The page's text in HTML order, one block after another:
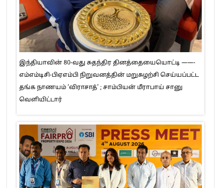
இந்தியாவின் 80-வது சுதந்திர தினத்தையையொட்டி ——-
எம்எம்டிசி-பிஏஎம்பி நிறுவனத்தின் மறுசுழற்சி செய்யப்பட்ட
தங்க நாணயம் ‘விராசாத்’ ; சாம்பியன் மீராபாய் சானு
வெளியிட்டார்